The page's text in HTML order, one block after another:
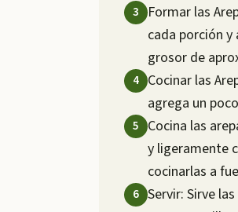
Formar las
cada porción
grosor de
Cocinar las
agrega un
Cocina las
y ligeramente
cocinarlas a
Servir: Sirve